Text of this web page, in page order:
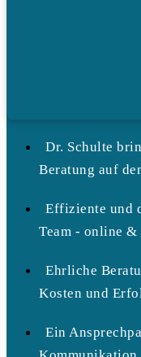
Dr. Schulte
Beratung auf
Effiziente und
Team - online
Ehrliche
Kosten und
Ein